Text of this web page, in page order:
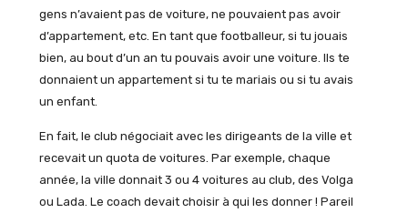
gens n’avaient pas de voiture, ne pouvaient pas avoir
d’appartement, etc. En tant que footballeur, si tu jouais
bien, au bout d’un an tu pouvais avoir une voiture. Ils te
donnaient un appartement si tu te mariais ou si tu avais
un enfant.
En fait, le club négociait avec les dirigeants de la ville et
recevait un quota de voitures. Par exemple, chaque
année, la ville donnait 3 ou 4 voitures au club, des Volga
ou Lada. Le coach devait choisir à qui les donner ! Pareil